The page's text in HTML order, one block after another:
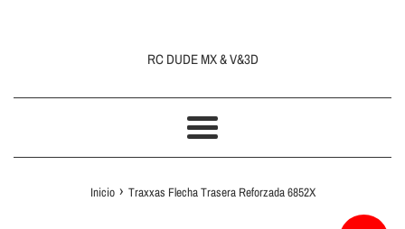
RC DUDE MX & V&3D
Más
Inicio › Traxxas Flecha Trasera Reforzada 6852X